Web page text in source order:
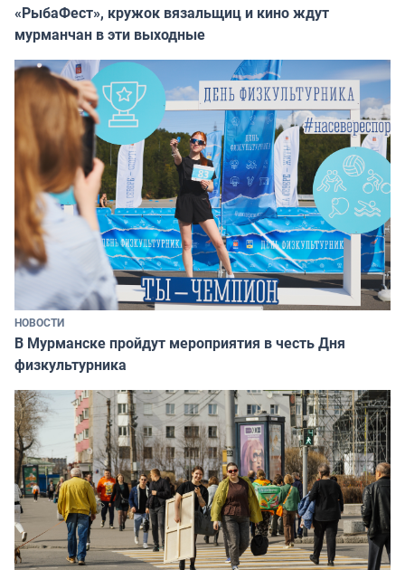
«РыбаФест», кружок вязальщиц и кино ждут
мурманчан в эти выходные
НОВОСТИ
В Мурманске пройдут мероприятия в честь Дня
физкультурника